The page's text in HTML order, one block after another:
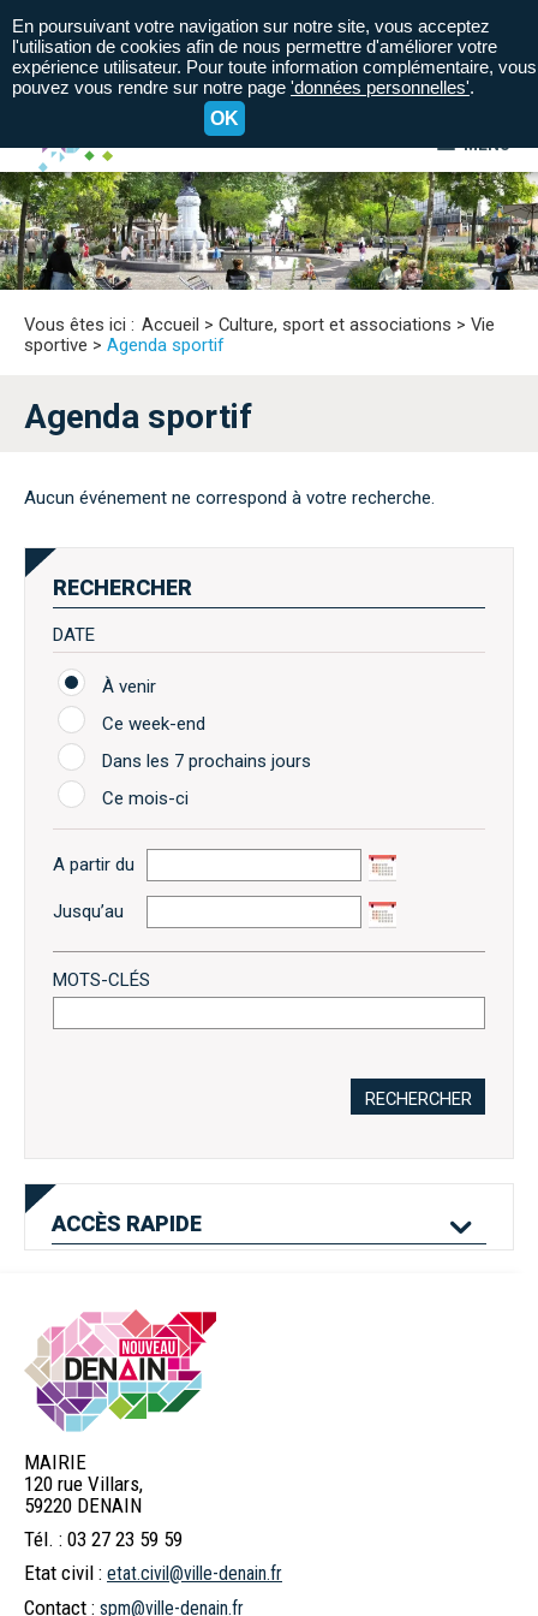
MENU
A= A- A+
Vous êtes ici : Accueil > Culture, sport et associations > Vie
sportive > Agenda sportif
Agenda sportif
Aucun événement ne correspond à votre recherche.
RECHERCHER
DATE
À venir
Ce week-end
Dans les 7 prochains jours
Ce mois-ci
A partir du
Jusqu’au
MOTS-CLÉS
RECHERCHER
ACCÈS RAPIDE
Mes services en
ligne
Logement
spectacles
MAIRIE
120 rue Villars,
59220 DENAIN
Tél. : 03 27 23 59 59
Etat civil : etat.civil@ville-denain.fr
Contact : spm@ville-denain.fr
En poursuivant votre navigation sur notre site, vous acceptez
l'utilisation de cookies afin de nous permettre d'améliorer votre
expérience utilisateur. Pour toute information complémentaire, vous
pouvez vous rendre sur notre page 'données personnelles'.
OK